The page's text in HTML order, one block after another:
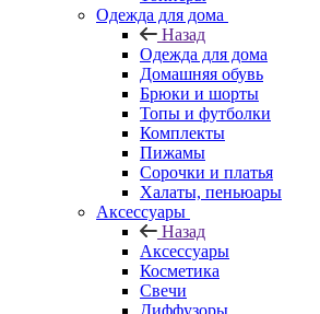
Одежда для дома
Назад
Одежда для дома
Домашняя обувь
Брюки и шорты
Топы и футболки
Комплекты
Пижамы
Сорочки и платья
Халаты, пеньюары
Аксессуары
Назад
Аксессуары
Косметика
Свечи
Диффузоры